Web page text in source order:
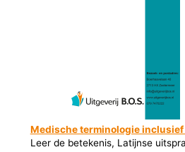
Medische terminologie
Leer de betekenis, Latijnse